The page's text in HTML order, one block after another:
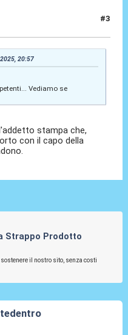
#3
20:57
Vediamo se
stampa che,
con il capo della
Strappo Prodotto
il nostro sito, senza costi